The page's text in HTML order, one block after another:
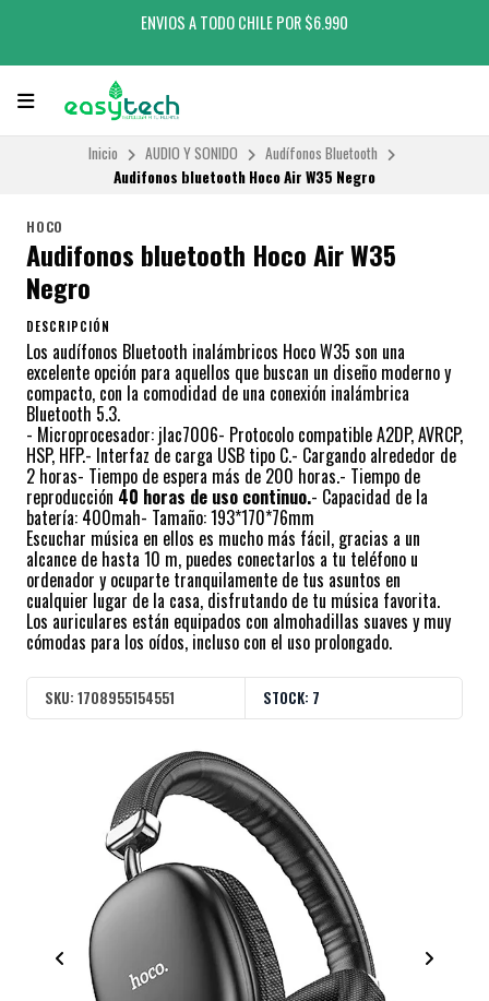
ENVIOS A TODO CHILE POR $6.990
Inicio AUDIO Y SONIDO
Audífonos Bluetooth
Audifonos bluetooth Hoco Air W35 Negro
HOCO
Audifonos bluetooth Hoco Air W35
Negro
DESCRIPCIÓN
Los audífonos Bluetooth inalámbricos Hoco W35 son una
excelente opción para aquellos que buscan un diseño moderno y
compacto, con la comodidad de una conexión inalámbrica
Bluetooth 5.3.
- Microprocesador: jlac7006- Protocolo compatible A2DP, AVRCP,
HSP, HFP.- Interfaz de carga USB tipo C.- Cargando alrededor de
2 horas- Tiempo de espera más de 200 horas.- Tiempo de
reproducción 40 horas de uso continuo.- Capacidad de la
batería: 400mah- Tamaño: 193*170*76mm
Escuchar música en ellos es mucho más fácil, gracias a un
alcance de hasta 10 m, puedes conectarlos a tu teléfono u
ordenador y ocuparte tranquilamente de tus asuntos en
cualquier lugar de la casa, disfrutando de tu música favorita.
Los auriculares están equipados con almohadillas suaves y muy
cómodas para los oídos, incluso con el uso prolongado.
SKU: 1708955154551 STOCK: 7